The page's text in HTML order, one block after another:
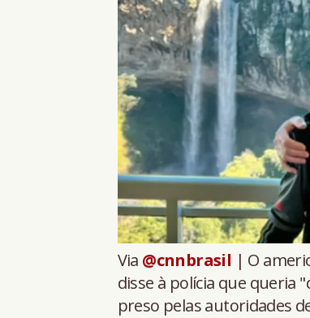
Via @cnnbrasil | O
disse à polícia que queria
preso pelas autoridades